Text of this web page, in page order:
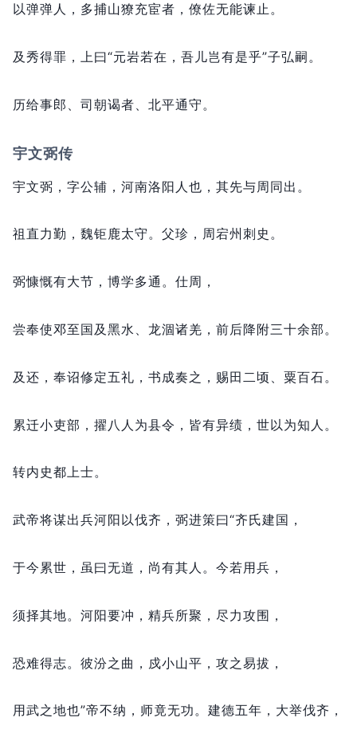
以弹弹人， 多捕山獠充宦者， 僚佐无能谏止。
及秀得罪， 上曰“元岩若在， 吾儿岂有是乎”子弘嗣。
历给事郎、司朝谒者、北平通守。
宇文弼传
宇文弼， 字公辅， 河南洛阳人也， 其先与周同出。
祖直力勤， 魏钜鹿太守。 父珍， 周宕州刺史。
弼慷慨有大节， 博学多通。 仕周，
尝奉使邓至国及黑水、龙涸诸羌， 前后降附三十余部。
及还， 奉诏修定五礼， 书成奏之， 赐田二顷、粟百石。
累迁小吏部， 擢八人为县令， 皆有异绩， 世以为知人。
转内史都上士。
武帝将谋出兵河阳以伐齐， 弼进策曰“齐氏建国，
于今累世， 虽曰无道， 尚有其人。 今若用兵，
须择其地。 河阳要冲， 精兵所聚， 尽力攻围，
恐难得志。 彼汾之曲， 戍小山平， 攻之易拔，
用武之地也”帝不纳， 师竟无功。 建德五年， 大举伐齐，